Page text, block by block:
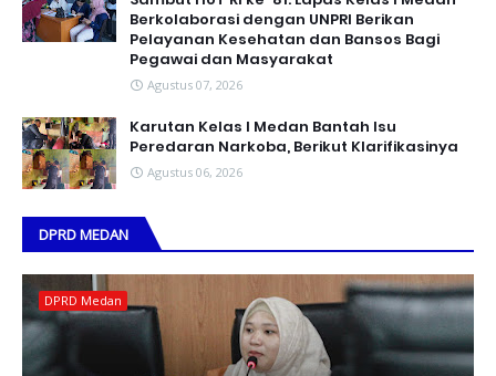
Berkolaborasi dengan UNPRI Berikan
Pelayanan Kesehatan dan Bansos Bagi
Pegawai dan Masyarakat
Agustus 07, 2026
Karutan Kelas I Medan Bantah Isu
Peredaran Narkoba, Berikut Klarifikasinya
Agustus 06, 2026
DPRD MEDAN
DPRD Medan